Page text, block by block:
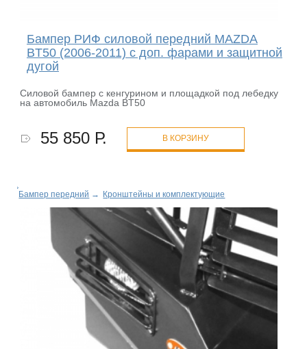
Бампер РИФ силовой передний MAZDA
BT50 (2006-2011) с доп. фарами и защитной
дугой
Силовой бампер с кенгурином и площадкой под лебедку
на автомобиль Mazda BT50
55 850 Р. В КОРЗИНУ
Бампер передний → Кронштейны и комплектующие